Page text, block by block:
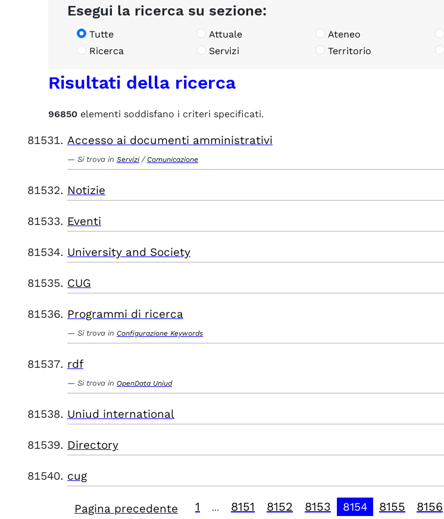
Esegui la ricerca su sezione:
Tutte Attuale Ateneo
Ricerca
Servizi Territorio
Risultati della ricerca
96850 elementi soddisfano i criteri specificati.
Accesso ai documenti amministrativi
Si trova in Servizi / Comunicazione
Notizie
Eventi
University and Society
CUG
Programmi di ricerca
Si trova in Configurazione Keywords
rdf
Si trova in OpenData Uniud
Uniud international
Directory
cug
Pagina precedente 1 8151 8152 8153 8154 8155 8156